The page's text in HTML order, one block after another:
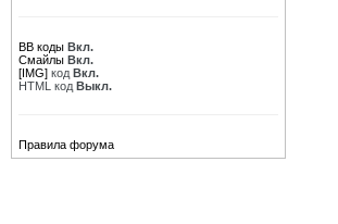
BB коды Вкл.
Смайлы Вкл.
[IMG] код Вкл.
HTML код Выкл.
Правила форума